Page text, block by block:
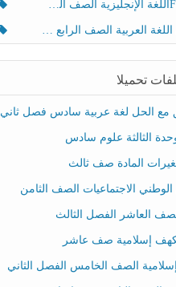
الصف الرابع الفصل الثالث
تحميلا
مع الحل لغة عربية سادس فصل ثاني
الثالثة علوم سادس
المادة صف ثالث
الاجتماعيات الصف الثامن
العاشر الفصل الثالث
إسلامية صف عاشر
الصف الخامس الفصل الثاني